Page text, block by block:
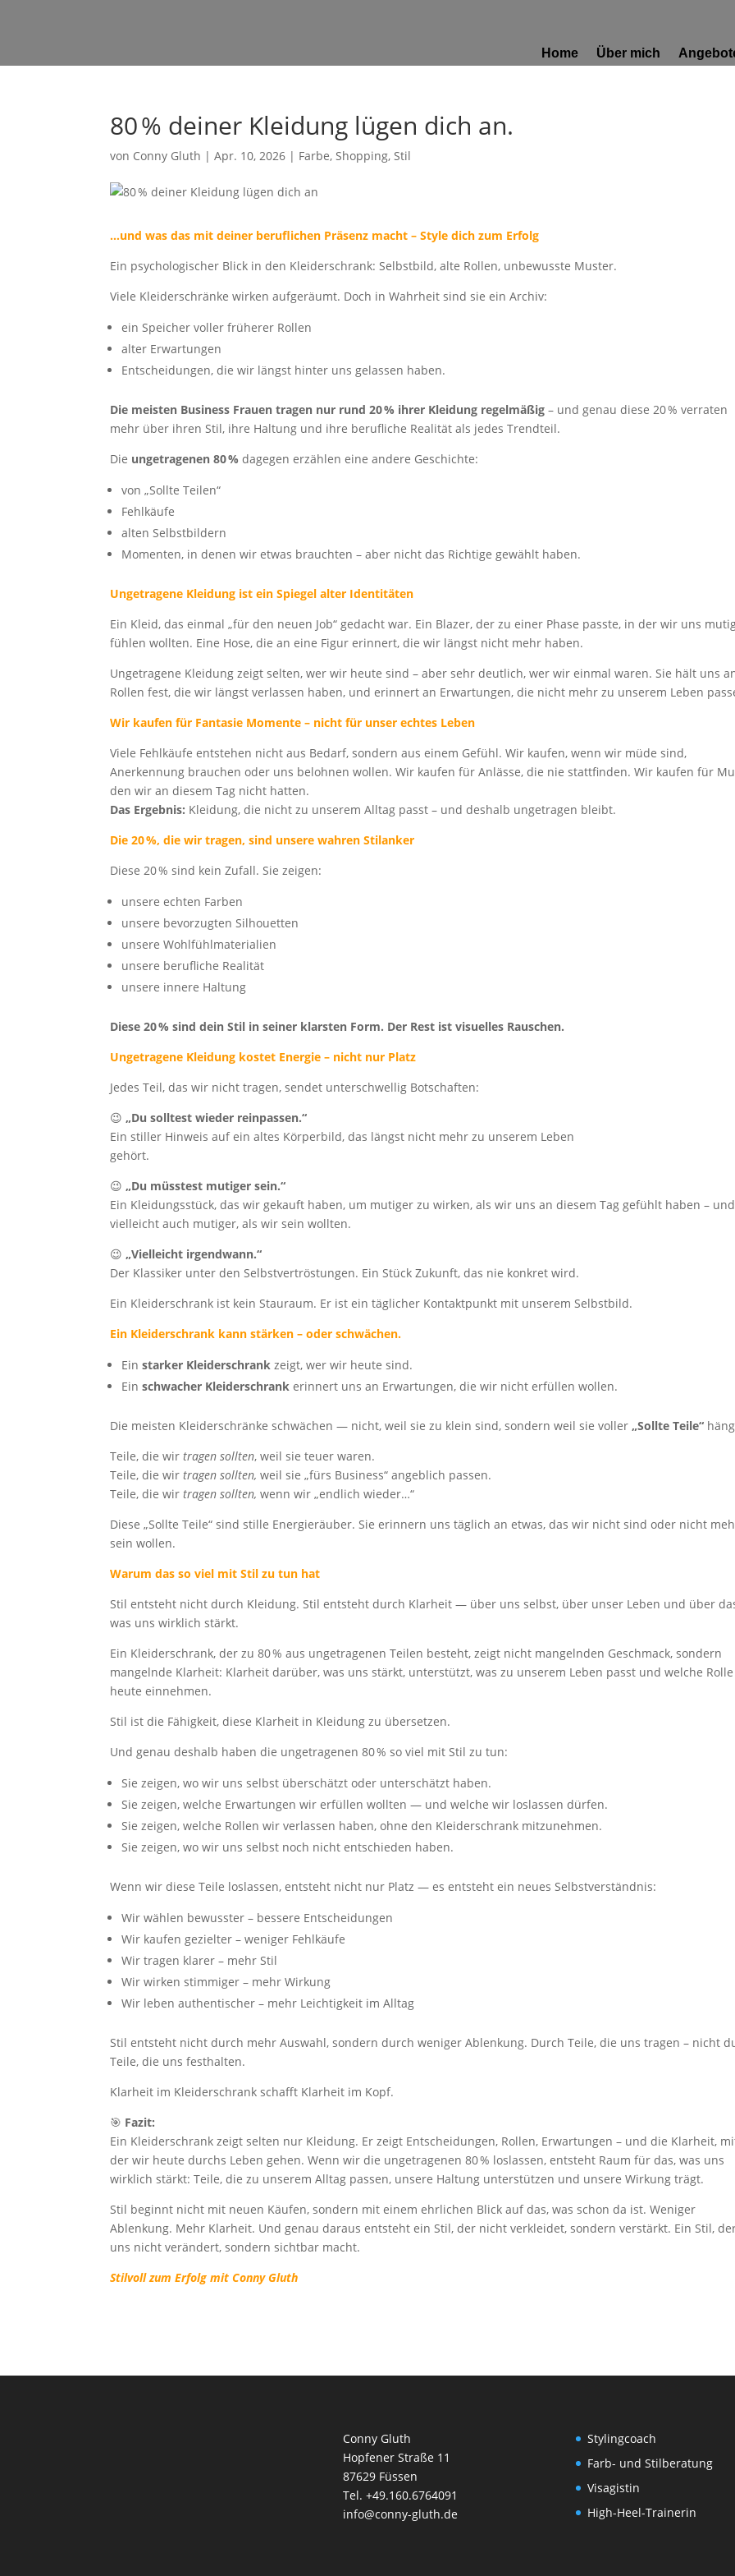
Home Über mich
80 % deiner Kleidung lügen dich an.
von Conny Gluth |Apr. 10, 2026 | Farbe,Shopping,Stil
…und was das mit deiner beruflichen Präsenz macht – Style dich zum Erfolg
Ein psychologischer Blick in den Kleiderschrank: Selbstbild, alte Rollen, unbewusste Muster.
Viele Kleiderschränke wirken aufgeräumt. Doch in Wahrheit sind sie ein Archiv:
ein Speicher voller früherer Rollen
alter Erwartungen
Entscheidungen, die wir längst hinter uns gelassen haben.
Die meisten Business Frauen tragen nur rund 20 % ihrer Kleidung regelmäßig – und genau diese 20 % verraten
mehr über ihren Stil, ihre Haltung und ihre berufliche Realität als jedes Trendteil.
Die ungetragenen 80 % dagegen erzählen eine andere Geschichte:
von „Sollte Teilen“
Fehlkäufe
alten Selbstbildern
Momenten, in denen wir etwas brauchten – aber nicht das Richtige gewählt haben.
Ungetragene Kleidung ist ein Spiegel alter Identitäten
Ein Kleid, das einmal „für den neuen Job“ gedacht war. Ein Blazer, der zu einer Phase passte, in der wir uns
fühlen wollten. Eine Hose, die an eine Figur erinnert, die wir längst nicht mehr haben.
Ungetragene Kleidung zeigt selten, wer wir heute sind – aber sehr deutlich, wer wir einmal waren. Sie hält uns
Rollen fest, die wir längst verlassen haben, und erinnert an Erwartungen, die nicht mehr zu unserem Leben
Wir kaufen für Fantasie Momente – nicht für unser echtes Leben
Viele Fehlkäufe entstehen nicht aus Bedarf, sondern aus einem Gefühl. Wir kaufen, wenn wir müde sind,
Anerkennung brauchen oder uns belohnen wollen. Wir kaufen für Anlässe, die nie stattfinden. Wir kaufen für
den wir an diesem Tag nicht hatten.
Das Ergebnis: Kleidung, die nicht zu unserem Alltag passt – und deshalb ungetragen bleibt.
Die 20 %, die wir tragen, sind unsere wahren Stilanker
Diese 20 % sind kein Zufall. Sie zeigen:
unsere echten Farben
unsere bevorzugten Silhouetten
unsere Wohlfühlmaterialien
unsere berufliche Realität
unsere innere Haltung
Diese 20 % sind dein Stil in seiner klarsten Form. Der Rest ist visuelles Rauschen.
Ungetragene Kleidung kostet Energie – nicht nur Platz
Jedes Teil, das wir nicht tragen, sendet unterschwellig Botschaften:
😉 „Du solltest wieder reinpassen.“
Ein stiller Hinweis auf ein altes Körperbild, das längst nicht mehr zu unserem Leben
gehört.
😉 „Du müsstest mutiger sein.“
Ein Kleidungsstück, das wir gekauft haben, um mutiger zu wirken, als wir uns an diesem Tag gefühlt haben – und
vielleicht auch mutiger, als wir sein wollten.
😉„Vielleicht irgendwann.“
Der Klassiker unter den Selbstvertröstungen. Ein Stück Zukunft, das nie konkret wird.
Ein Kleiderschrank ist kein Stauraum. Er ist ein täglicher Kontaktpunkt mit unserem Selbstbild.
Ein Kleiderschrank kann stärken – oder schwächen.
Einstarker Kleiderschrank zeigt, wer wir heute sind.
Einschwacher Kleiderschrank erinnert uns an Erwartungen, die wir nicht erfüllen wollen.
Die meisten Kleiderschränke schwächen — nicht, weil sie zu klein sind, sondern weil sie voller„Sollte Teile“
Teile, die wirtragen sollten, weil sie teuer waren.
Teile, die wir tragen sollten, weil sie „fürs Business“ angeblich passen.
Teile, die wirtragen sollten, wenn wir „endlich wieder…“
Diese „Sollte Teile“ sind stille Energieräuber. Sie erinnern uns täglich an etwas, das wir nicht sind oder nicht
sein wollen.
Warum das so viel mit Stil zu tun hat
Stil entsteht nicht durch Kleidung. Stil entsteht durch Klarheit — über uns selbst, über unser Leben und über
was uns wirklich stärkt.
Ein Kleiderschrank, der zu 80 % aus ungetragenen Teilen besteht, zeigt nicht mangelnden Geschmack, sondern
mangelnde Klarheit: Klarheit darüber, was uns stärkt, unterstützt, was zu unserem Leben passt und welche
heute einnehmen.
Stil ist die Fähigkeit, diese Klarheit in Kleidung zu übersetzen.
Und genau deshalb haben die ungetragenen 80 % so viel mit Stil zu tun:
Sie zeigen, wo wir uns selbst überschätzt oder unterschätzt haben.
Sie zeigen, welche Erwartungen wir erfüllen wollten — und welche wir loslassen dürfen.
Sie zeigen, welche Rollen wir verlassen haben, ohne den Kleiderschrank mitzunehmen.
Sie zeigen, wo wir uns selbst noch nicht entschieden haben.
Wenn wir diese Teile loslassen, entsteht nicht nur Platz — es entsteht ein neues Selbstverständnis:
Wir wählen bewusster – bessere Entscheidungen
Wir kaufen gezielter – weniger Fehlkäufe
Wir tragen klarer – mehr Stil
Wir wirken stimmiger – mehr Wirkung
Wir leben authentischer – mehr Leichtigkeit im Alltag
Stil entsteht nicht durch mehr Auswahl, sondern durch weniger Ablenkung. Durch Teile, die uns tragen – nicht
Teile, die uns festhalten.
Klarheit im Kleiderschrank schafft Klarheit im Kopf.
🎯 Fazit:
Ein Kleiderschrank zeigt selten nur Kleidung. Er zeigt Entscheidungen, Rollen, Erwartungen – und die Klarheit,
der wir heute durchs Leben gehen. Wenn wir die ungetragenen 80 % loslassen, entsteht Raum für das, was uns
wirklich stärkt: Teile, die zu unserem Alltag passen, unsere Haltung unterstützen und unsere Wirkung trägt.
Stil beginnt nicht mit neuen Käufen, sondern mit einem ehrlichen Blick auf das, was schon da ist. Weniger
Ablenkung. Mehr Klarheit. Und genau daraus entsteht ein Stil, der nicht verkleidet, sondern verstärkt. Ein Stil,
uns nicht verändert, sondern sichtbar macht.
Stilvoll zum Erfolg mit Conny Gluth
Conny Gluth
Hopfener Straße 11
87629 Füssen
Tel. +49.160.6764091
info@conny-gluth.de
Stylingcoach
Farb- und Stilberatung
Visagistin
High-Heel-Trainerin